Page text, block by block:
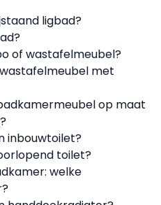
ligbad?
of wastafelmeubel?
met
op maat
inbouwtoilet?
toilet?
welke